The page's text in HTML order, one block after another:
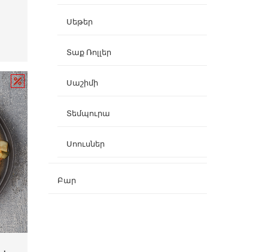
Սեթեր
Տաք Ռոլլեր
Սաշիմի
Տեմպուրա
Սոուսներ
Բար